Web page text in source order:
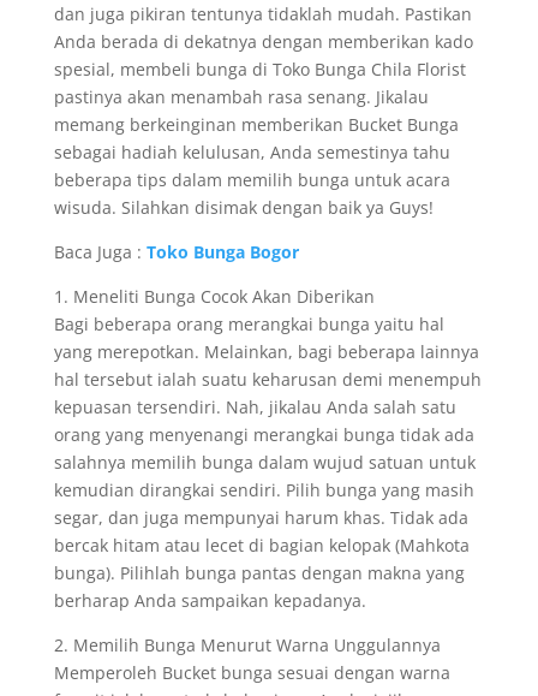
dan juga pikiran tentunya tidaklah mudah. Pastikan
Anda berada di dekatnya dengan memberikan kado
spesial, membeli bunga di Toko Bunga Chila Florist
pastinya akan menambah rasa senang. Jikalau
memang berkeinginan memberikan Bucket Bunga
sebagai hadiah kelulusan, Anda semestinya tahu
beberapa tips dalam memilih bunga untuk acara
wisuda. Silahkan disimak dengan baik ya Guys!
Baca Juga : Toko Bunga Bogor
1. Meneliti Bunga Cocok Akan Diberikan
Bagi beberapa orang merangkai bunga yaitu hal
yang merepotkan. Melainkan, bagi beberapa lainnya
hal tersebut ialah suatu keharusan demi menempuh
kepuasan tersendiri. Nah, jikalau Anda salah satu
orang yang menyenangi merangkai bunga tidak ada
salahnya memilih bunga dalam wujud satuan untuk
kemudian dirangkai sendiri. Pilih bunga yang masih
segar, dan juga mempunyai harum khas. Tidak ada
bercak hitam atau lecet di bagian kelopak (Mahkota
bunga). Pilihlah bunga pantas dengan makna yang
berharap Anda sampaikan kepadanya.
2. Memilih Bunga Menurut Warna Unggulannya
Memperoleh Bucket bunga sesuai dengan warna